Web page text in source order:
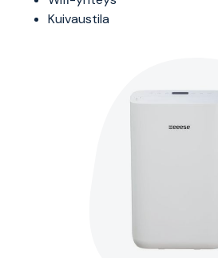
Kuivaustila